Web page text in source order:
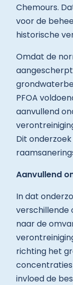
Chemours.
voor de
historische
Omdat de
PFOA
aanvullend
Dit
Aanvullend
In dat
verschillende
naar de
richting het
invloed de